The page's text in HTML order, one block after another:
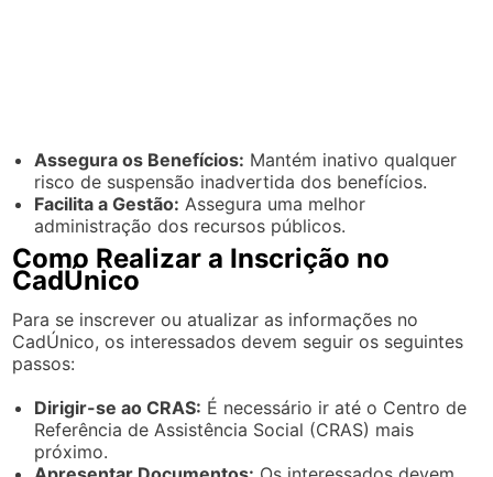
Assegura os Benefícios: Mantém inativo qualquer
risco de suspensão inadvertida dos benefícios.
Facilita a Gestão: Assegura uma melhor
administração dos recursos públicos.
Como Realizar a Inscrição no
CadÚnico
Para se inscrever ou atualizar as informações no
CadÚnico, os interessados devem seguir os seguintes
passos:
Dirigir-se ao CRAS: É necessário ir até o Centro de
Referência de Assistência Social (CRAS) mais
próximo.